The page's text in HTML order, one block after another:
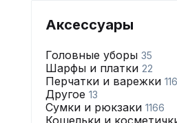
Аксессуары
Головные уборы 35
Шарфы и платки 22
Перчатки и варежки 116
Другое 13
Сумки и рюкзаки 1166
Кошельки и